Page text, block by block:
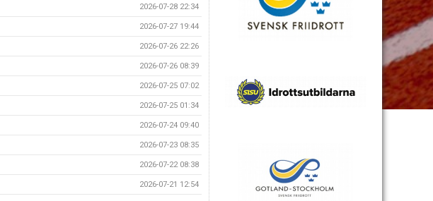
2026-07-28 22:34
2026-07-27 19:44
2026-07-26 22:26
2026-07-26 08:39
2026-07-25 07:02
2026-07-25 01:34
2026-07-24 09:40
2026-07-23 08:35
2026-07-22 08:38
2026-07-21 12:54